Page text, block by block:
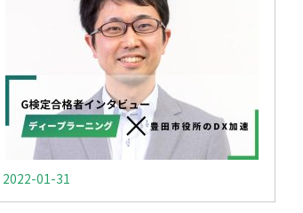
2022-01-31